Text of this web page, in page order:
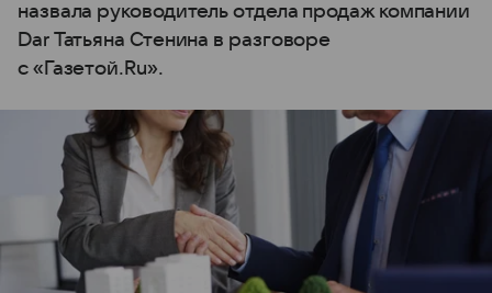
назвала руководитель отдела продаж компании
Dar Татьяна Стенина в разговоре
с «Газетой.Ru».